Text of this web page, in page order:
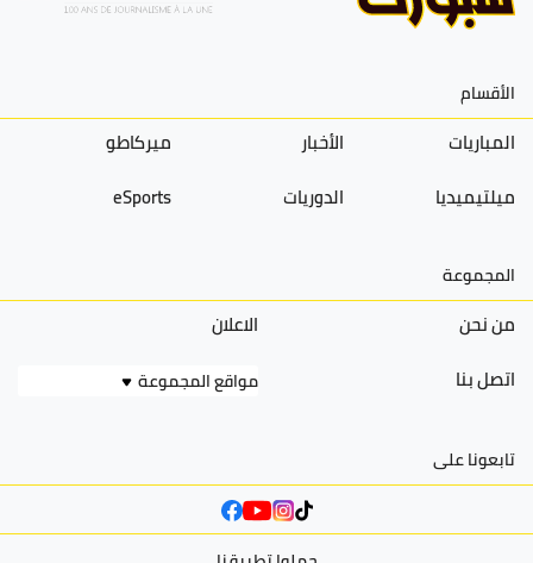
الأقسام
المباريات الأخبار
ميركاطو
ميلتيميديا
الدوريات eSports
المجموعة
من نحن
الاعلان
اتصل بنا
مواقع المجموعة
تابعونا على